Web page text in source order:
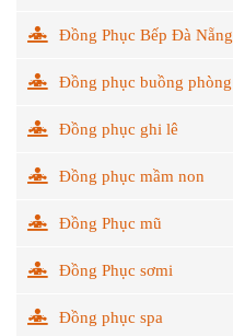
Đồng Phục Bếp Đà Nẵng
Đồng phục buồng phòng
Đồng phục ghi lê
Đồng phục mầm non
Đồng Phục mũ
Đồng Phục sơmi
Đồng phục spa